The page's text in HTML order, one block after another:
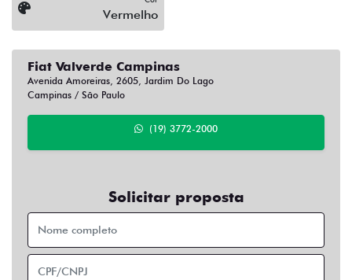
Campinas / São Paulo
(19) 3772-2000
Solicitar proposta